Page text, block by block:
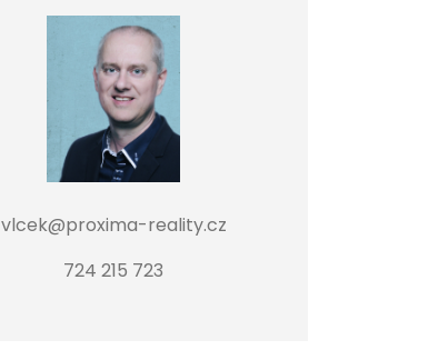
vlcek@proxima-reality.cz
724 215 723